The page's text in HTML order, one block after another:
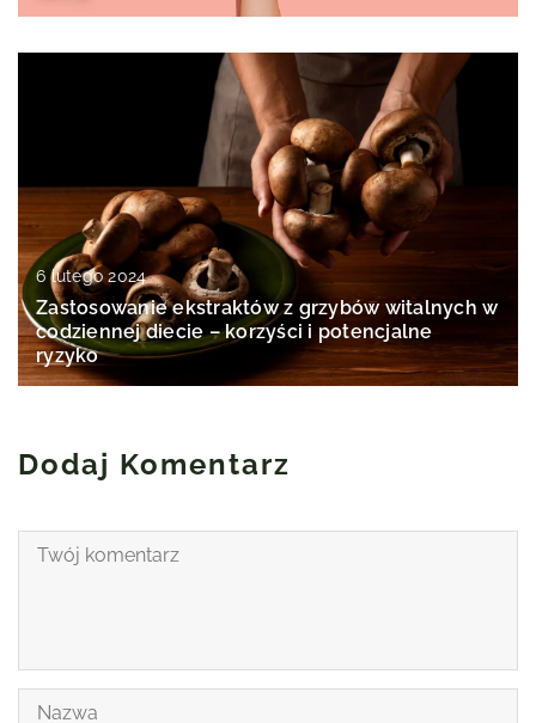
6 lutego 2024
Zastosowanie ekstraktów z grzybów witalnych w
codziennej diecie – korzyści i potencjalne
ryzyko
Dodaj Komentarz